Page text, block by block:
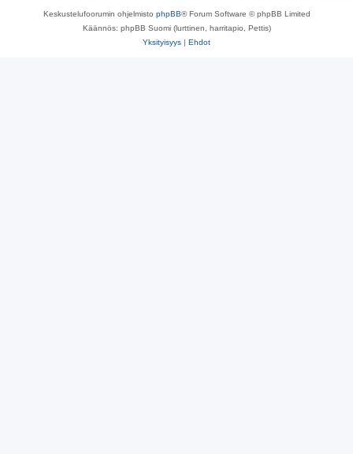
Keskustelufoorumin ohjelmisto phpBB® Forum Software © phpBB Limited
Käännös: phpBB Suomi (lurttinen, harritapio, Pettis)
Yksityisyys | Ehdot